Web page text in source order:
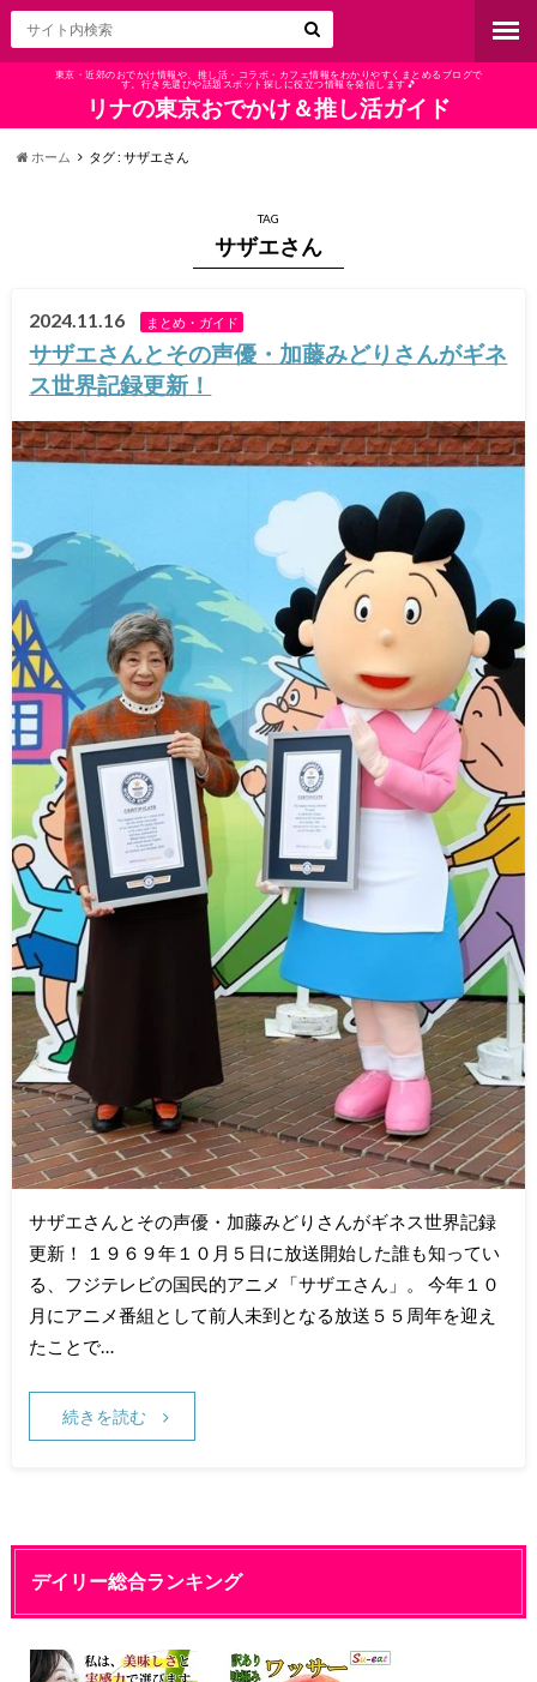
東京・近郊のおでかけ情報や、推し活・コラボ・カフェ情報をわかりやすくまとめるブログで
す。行き先選びや話題スポット探しに役立つ情報を発信します🎵
リナの東京おでかけ＆推し活ガイド
ホーム タグ : サザエさん
TAG
サザエさん
2024.11.16 まとめ・ガイド
サザエさんとその声優・加藤みどりさんがギネ
ス世界記録更新！
サザエさんとその声優・加藤みどりさんがギネス世界記録
更新！ １９６９年１０月５日に放送開始した誰も知ってい
る、フジテレビの国民的アニメ「サザエさん」。 今年１０
月にアニメ番組として前人未到となる放送５５周年を迎え
たことで…
続きを読む
デイリー総合ランキング